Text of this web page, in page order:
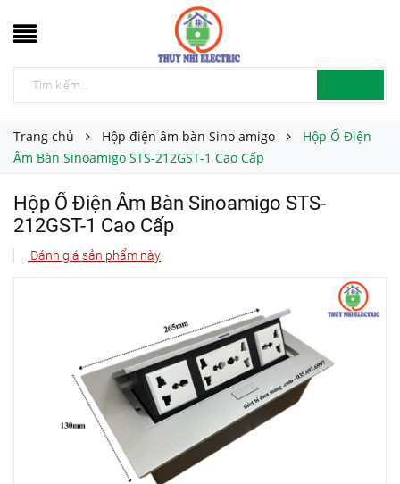
Trang chủ Hộp điện âm bàn Sino amigo
Hộp Ổ Điện
Âm Bàn Sinoamigo STS-212GST-1 Cao Cấp
Hộp Ổ Điện Âm Bàn Sinoamigo STS-
212GST-1 Cao Cấp
Đánh giá sản phẩm này